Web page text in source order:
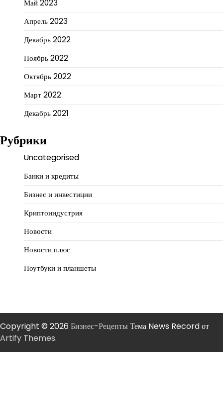
Май 2023
Апрель 2023
Декабрь 2022
Ноябрь 2022
Октябрь 2022
Март 2022
Декабрь 2021
Рубрики
Uncategorised
Банки и кредиты
Бизнес и инвестиции
Криптоиндустрия
Новости
Новости плюс
Ноутбуки и планшеты
Copyright © 2026 Бизнес-РецептыТема News Record от
Artify Themes.